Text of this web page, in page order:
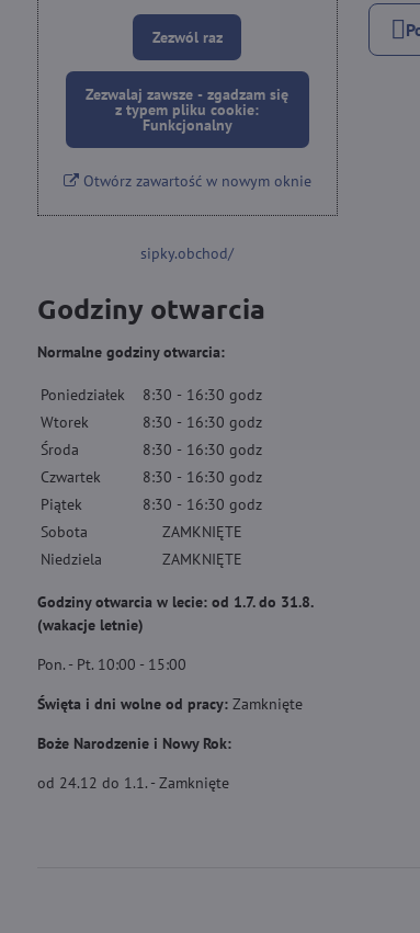
Zezwól raz
Zezwalaj zawsze - zgadzam się
z typem pliku cookie:
Funkcjonalny
Otwórz zawartość w nowym oknie
sipky.obchod/
Godziny otwarcia
Normalne godziny otwarcia:
Poniedziałek 8:30 - 16:30 godz
Wtorek
8:30 - 16:30 godz
Środa
8:30 - 16:30 godz
Czwartek
8:30 - 16:30 godz
Piątek
8:30 - 16:30 godz
Sobota
ZAMKNIĘTE
Niedziela
ZAMKNIĘTE
Godziny otwarcia w lecie: od 1.7. do 31.8.
(wakacje letnie)
Pon. - Pt. 10:00 - 15:00
Święta i dni wolne od pracy:Zamknięte
Boże Narodzenie i Nowy Rok:
od 24.12 do 1.1. - Zamknięte